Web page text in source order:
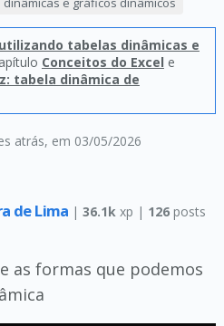
atrás, em 03/05/2026
tabelas dinâmicas e
Conceitos do Excel e
tabela dinâmica de
de Lima |36.1k xp | 126 posts
as formas que podemos